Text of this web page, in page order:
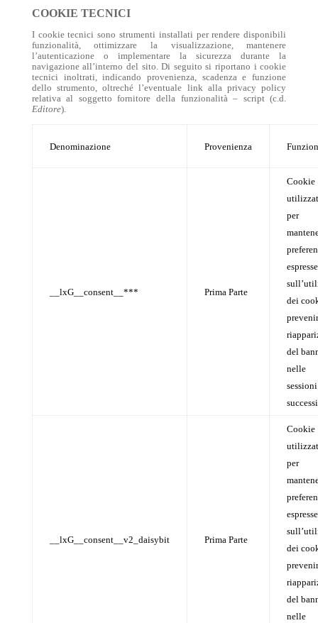
COOKIE TECNICI
I cookie tecnici sono strumenti installati per rendere disponibili
funzionalità, ottimizzare la visualizzazione, mantenere
l’autenticazione o implementare la sicurezza durante la
navigazione all’interno del sito. Di seguito si riportano i cookie
tecnici inoltrati, indicando provenienza, scadenza e funzione
dello strumento, oltreché l’eventuale link alla privacy policy
relativa al soggetto fornitore della funzionalità – script (c.d.
Editore).
Denominazione Provenienza
__lxG__consent__*** Prima Parte
Cookie
per
espresse
dei
del
nelle
sessioni
__lxG__consent__v2_daisybit Prima Parte
Cookie
per
espresse
dei
del
nelle